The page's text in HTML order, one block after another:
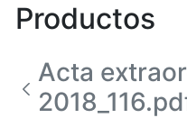
Productos
Acta